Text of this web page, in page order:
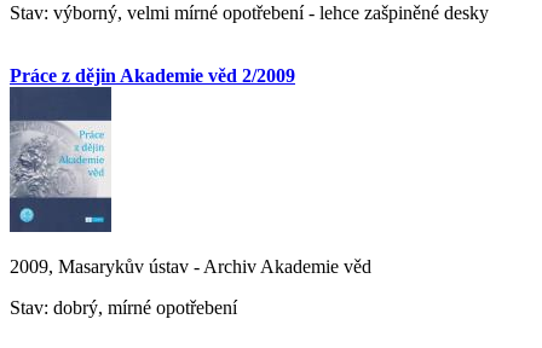
Stav: výborný, velmi mírné opotřebení - lehce zašpiněné desky
Práce z dějin Akademie věd 2/2009
2009, Masarykův ústav - Archiv Akademie věd
Stav: dobrý, mírné opotřebení